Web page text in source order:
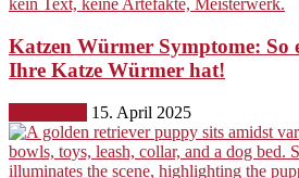
Katzen Würmer Symptome: So
Ihre Katze Würmer hat!
15. April 2025